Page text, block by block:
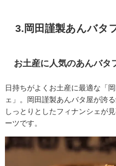
3. 岡田謹製あんバタ
お土産に人気のあんバタ
日持ちがよくお土産に最適な「
ェ」。 岡田謹製あんバタ屋が誇
しっとりとしたフィナンシェが
ーツです。